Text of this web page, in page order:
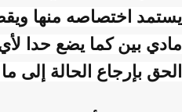
يستمد اختصاصه منها
مادي بين كما يضع حدا
الحق بإرجاع الحالة إلى